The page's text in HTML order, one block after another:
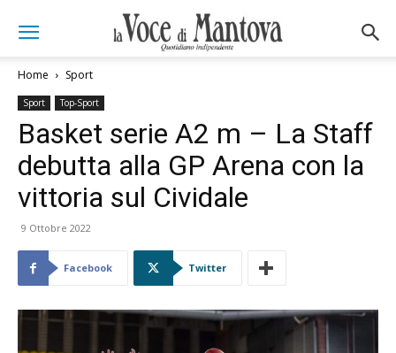
Home Sport
Sport Top-Sport
Basket serie A2 m – La Staff
debutta alla GP Arena con la
vittoria sul Cividale
9 Ottobre 2022
Facebook Twitter